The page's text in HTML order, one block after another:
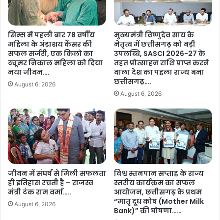
शा
मि
ल
हु
ए
सां
स
म
श
क
श्य
प
…
क्श
न
पु
लि
स
की
रे
क
ई
ब
ड़े
ध
न्ना
से
ठ
रं
गे
सिम्स में पहली बार 78 वर्षीय
महिला के अंडाशय कैंसर की
सफल सर्जरी, एक किलो का
ट्यूमर निकाल महिला को दिया
नया जीवन….
August 6, 2026
मुख्यमंत्री विष्णुदेव साय के
नेतृत्व में छत्तीसगढ़ को बड़ी
उपलब्धि, SASCI 2026-27 के
तहत प्रोत्साहन राशि प्राप्त करने
वाला देश का पहला राज्य बना
छत्तीसगढ़….
August 6, 2026
जीवन में संघर्ष से मिली सफलता
ही इतिहास रचती है – राजस्व
मंत्री टंक राम वर्मा…..
August 6, 2026
विश्व स्तनपान सप्ताह के राज्य
स्तरीय कार्यक्रम का सफल
आयोजन, छत्तीसगढ़ के प्रथम
“मातृ दूध कोष (Mother Milk
Bank)” की घोषणा……